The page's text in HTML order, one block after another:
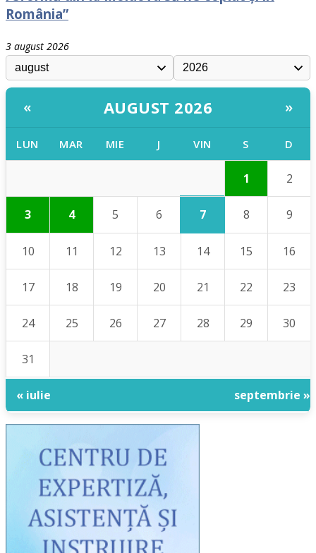
România”
3 august 2026
« AUGUST 2026 »
LUN MAR MIE J VIN S D
1 2
3 4 5 6 7 8 9
10 11 12 13 14 15 16
17 18 19 20 21 22 23
24 25 26 27 28 29 30
31
« iulie septembrie »